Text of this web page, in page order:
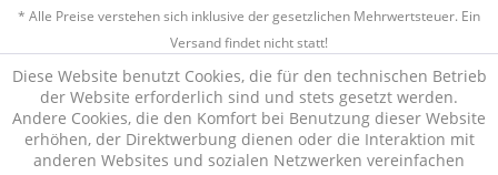
* Alle Preise verstehen sich inklusive der gesetzlichen Mehrwertsteuer. Ein
Versand findet nicht statt!
Diese Website benutzt Cookies, die für den technischen Betrieb
der Website erforderlich sind und stets gesetzt werden.
Andere Cookies, die den Komfort bei Benutzung dieser Website
erhöhen, der Direktwerbung dienen oder die Interaktion mit
anderen Websites und sozialen Netzwerken vereinfachen